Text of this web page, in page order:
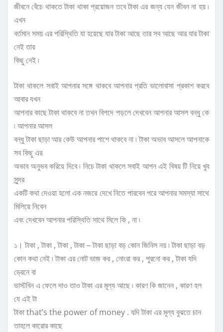
জীবনে বেঁচে থাকতে টাকা থাকা প্রয়োজন তবে টাকা এর জন্য যেন জীবন না হয় ৷
এখন
বর্তমান সময় এর পরিস্থিতি যা হয়েছে যার টাকা আছে তার সব আছে আর যার টাকা
নেই তার
কিছু নেই ৷
টাকা থাকলে সবাই আপনার সঙ্গে থাকবে আপনার প্রতি ভালোবাসা প্রকাশ করবে
আবার যখন
আপনার কাছে টাকা থাকবে না তখন বিপদে পড়লে দেখবেন আপনার আসল বন্ধু কে
৷ আপনার আসল
বন্ধু টাকা ছাড়া আর কেউ আপনার পাশে থাকবে না ৷ টাকা অভাব আসলে আপনাকে
সব কিছু এর
অভাব অনুভব করিয়ে দিবে ৷ নিচে টাকা থাকলে সবাই আপন এই বিষয় টি নিয়ে খুব
সুন্দর
একটি কথা দেওয়া হলো এক নজরে দেখে নিতে পারবেন পরে আপনার সমস্যা সাথে
মিলিয়ে নিবেন
এবং দেখবেন আপনার পরিস্থিতি সাথে মিলে কি , না ৷
১। টাকা , টাকা , টাকা , টাকা – টাকা ছাড়া বড় কোন জিনিস নয় ৷ টাকা ছাড়া বড়
কোন কথা নেই ৷ টাকা এর নোট ভাজ কর , নোংরা কর , পুরনো কর , টাকা যদি
ড্রেনে বা
ডাস্টবিন এ ফেলে দাও তাও টাকা এর মূল্য আছে ৷ কারণ কি জানেন , কারণ হল
যে এই টা
টাকা that’s the power of money . যদি টাকা এর মূল্য বুঝতে চান
তাহলে কারোর কাছে